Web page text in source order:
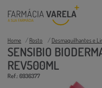
Home Rosto Desmaquilhantes e
SENSIBIO
REV500ML
Ref.: 6936377